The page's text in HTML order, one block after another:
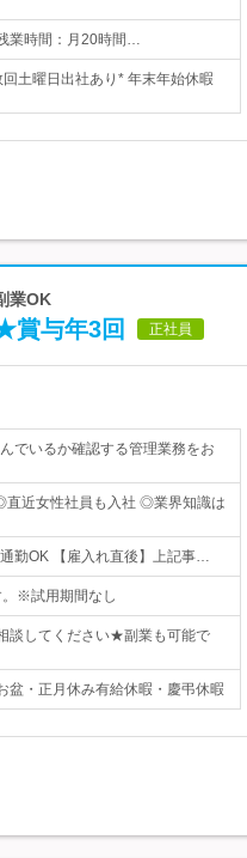
業時間：月20時間…
土曜日出社あり* 年末年始休暇
業OK
賞与年3回 正社員
でいるか確認する管理業務をお
近女性社員も入社 ◎業界知識は
勤OK 【雇入れ直後】上記事…
※試用期間なし
談してください★副業も可能で
盆・正月休み有給休暇・慶弔休暇